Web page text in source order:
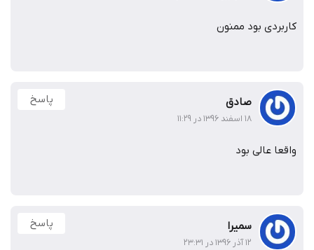
کاربردی بود ممنون
صادق
۱۸ اسفند ۱۳۹۶ در ۱۱:۲۹
پاسخ
واقعا عالی بود
سمیرا
۱۲ آذر ۱۳۹۶ در ۲۳:۳۱
پاسخ